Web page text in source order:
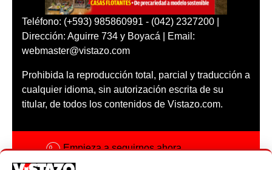
Teléfono: (+593) 985860991 - (042) 2327200 |
Dirección: Aguirre 734 y Boyacá | Email:
webmaster@vistazo.com
Prohibida la reproducción total, parcial y traducción a
cualquier idioma, sin autorización escrita de su
titular, de todos los contenidos de Vistazo.com.
Empieza a seguirnos ahora